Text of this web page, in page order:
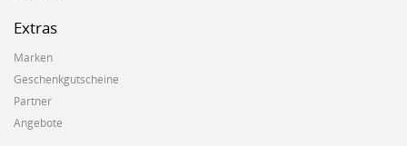
Extras
Marken
Geschenkgutscheine
Partner
Angebote